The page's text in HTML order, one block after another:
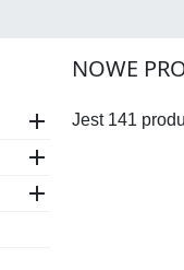



NOWE
Jest 141